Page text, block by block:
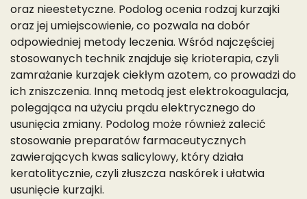
oraz nieestetyczne. Podolog ocenia rodzaj kurzajki
oraz jej umiejscowienie, co pozwala na dobór
odpowiedniej metody leczenia. Wśród najczęściej
stosowanych technik znajduje się krioterapia, czyli
zamrażanie kurzajek ciekłym azotem, co prowadzi do
ich zniszczenia. Inną metodą jest elektrokoagulacja,
polegająca na użyciu prądu elektrycznego do
usunięcia zmiany. Podolog może również zalecić
stosowanie preparatów farmaceutycznych
zawierających kwas salicylowy, który działa
keratolitycznie, czyli złuszcza naskórek i ułatwia
usunięcie kurzajki.